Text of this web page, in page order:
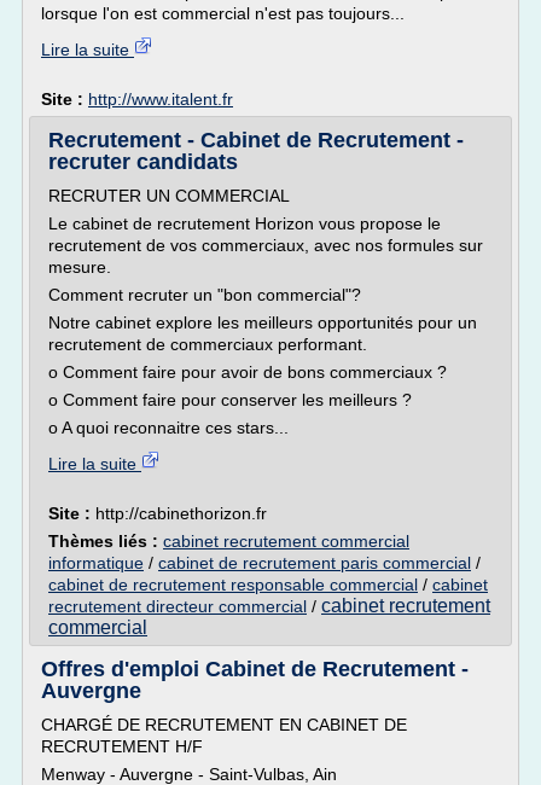
lorsque l'on est commercial n'est pas toujours...
Lire la suite
Site : http://www.italent.fr
Recrutement - Cabinet de Recrutement -
recruter candidats
RECRUTER UN COMMERCIAL
Le cabinet de recrutement Horizon vous propose le
recrutement de vos commerciaux, avec nos formules sur
mesure.
Comment recruter un "bon commercial"?
Notre cabinet explore les meilleurs opportunités pour un
recrutement de commerciaux performant.
o Comment faire pour avoir de bons commerciaux ?
o Comment faire pour conserver les meilleurs ?
o A quoi reconnaitre ces stars...
Lire la suite
Site : http://cabinethorizon.fr
Thèmes liés : cabinet recrutement commercial
informatique / cabinet de recrutement paris commercial /
cabinet de recrutement responsable commercial / cabinet
recrutement directeur commercial / cabinet recrutement
commercial
Offres d'emploi Cabinet de Recrutement -
Auvergne
CHARGÉ DE RECRUTEMENT EN CABINET DE
RECRUTEMENT H/F
Menway - Auvergne - Saint-Vulbas, Ain